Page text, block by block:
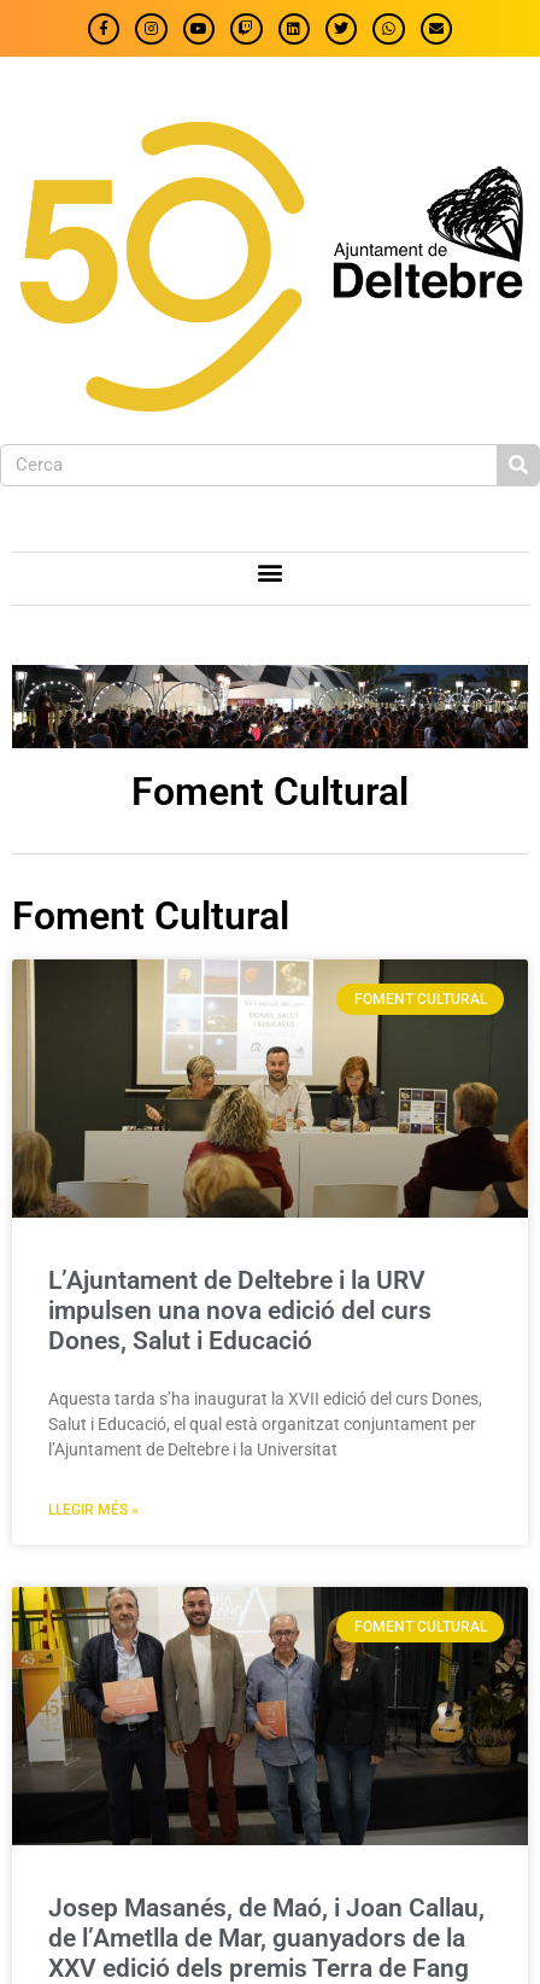
Foment Cultural
Foment Cultural
FOMENT CULTURAL
L’Ajuntament de Deltebre i la URV
impulsen una nova edició del curs
Dones, Salut i Educació
Aquesta tarda s’ha inaugurat la XVII edició del curs Dones,
Salut i Educació, el qual està organitzat conjuntament per
l’Ajuntament de Deltebre i la Universitat
LLEGIR MÉS »
FOMENT CULTURAL
Josep Masanés, de Maó, i Joan Callau,
de l’Ametlla de Mar, guanyadors de la
XXV edició dels premis Terra de Fang